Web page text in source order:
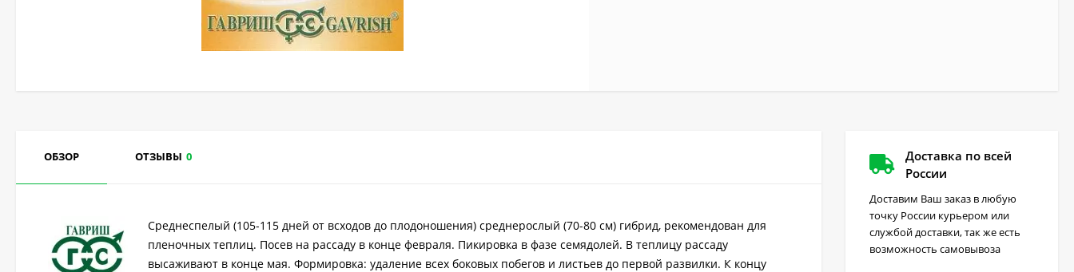
ОБЗОР ОТЗЫВЫ 0
Среднеспелый (105-115 дней от всходов до плодоношения) среднерослый (70-80 см) гибрид, рекомендован для
пленочных теплиц. Посев на рассаду в конце февраля. Пикировка в фазе семядолей. В теплицу рассаду
высаживают в конце мая. Формировка: удаление всех боковых побегов и листьев до первой развилки. К концу
Доставка по всей
России
Доставим Ваш заказ в любую
точку России курьером или
службой доставки, так же есть
возможность самовывоза